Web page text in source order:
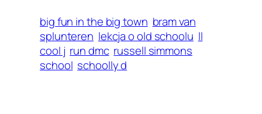
big fun in the big town bram van
splunteren lekcja o old schoolu ll
cool j run dmc russell simmons
school schoolly d